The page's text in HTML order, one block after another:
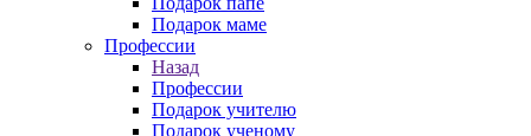
Подарок маме
Профессии
Назад
Профессии
Подарок учителю
Подарок ученому